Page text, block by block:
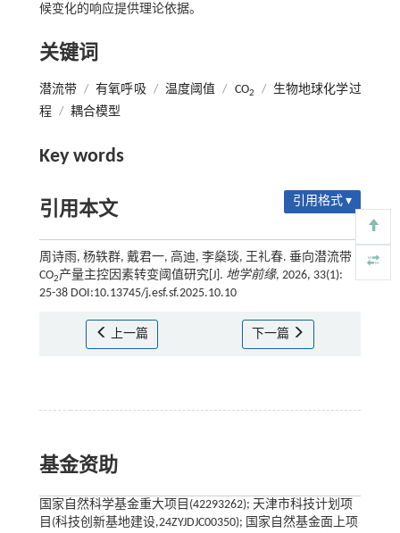
候变化的响应提供理论依据。
关键词
潜流带 / 有氧呼吸 / 温度阈值 / CO2 / 生物地球化学过
程 / 耦合模型
Key words
引用本文 引用格式 ▾
周诗雨, 杨轶群, 戴君一, 高迪, 李燊琰, 王礼春. 垂向潜流带
CO2产量主控因素转变阈值研究[J]. 地学前缘, 2026, 33(1):
25-38 DOI:10.13745/j.esf.sf.2025.10.10
上一篇 下一篇
基金资助
国家自然科学基金重大项目(42293262); 天津市科技计划项
目(科技创新基地建设,24ZYJDJC00350); 国家自然基金面上项